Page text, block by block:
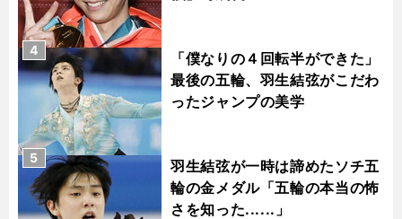
「僕なりの４回転半ができた」
最後の五輪、羽生結弦がこだわ
ったジャンプの美学
4
羽生結弦が一時は諦めたソチ五
輪の金メダル「五輪の本当の怖
さを知った......」
5